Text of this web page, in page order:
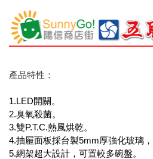
產品特性：
1.LED開關。
2.臭氧殺菌。
3.雙P.T.C.熱風烘乾。
4.抽屜面板採台製5mm厚強化玻璃
5.網架超大設計，可置較多碗盤。